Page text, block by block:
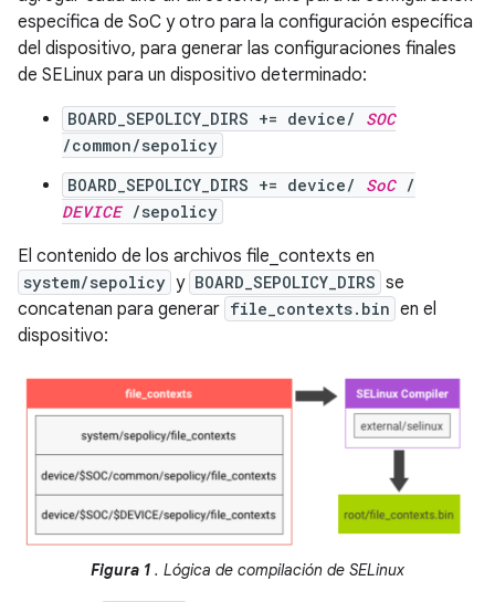
específica de SoC y otro para la configuración específica
del dispositivo, para generar las configuraciones finales
de SELinux para un dispositivo determinado:
BOARD_SEPOLICY_DIRS += device/ SOC
/common/sepolicy
BOARD_SEPOLICY_DIRS += device/ SoC/
DEVICE/sepolicy
El contenido de los archivos file_contexts en
system/sepolicy y BOARD_SEPOLICY_DIRS se
concatenan para generar file_contexts.bin en el
dispositivo:
Figura 1 . Lógica de compilación de SELinux